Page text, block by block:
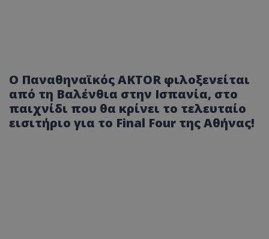
Ο Παναθηναϊκός AKTOR φιλοξενείται
από τη Βαλένθια στην Ισπανία, στο
παιχνίδι που θα κρίνει το τελευταίο
εισιτήριο για το Final Four της Αθήνας!